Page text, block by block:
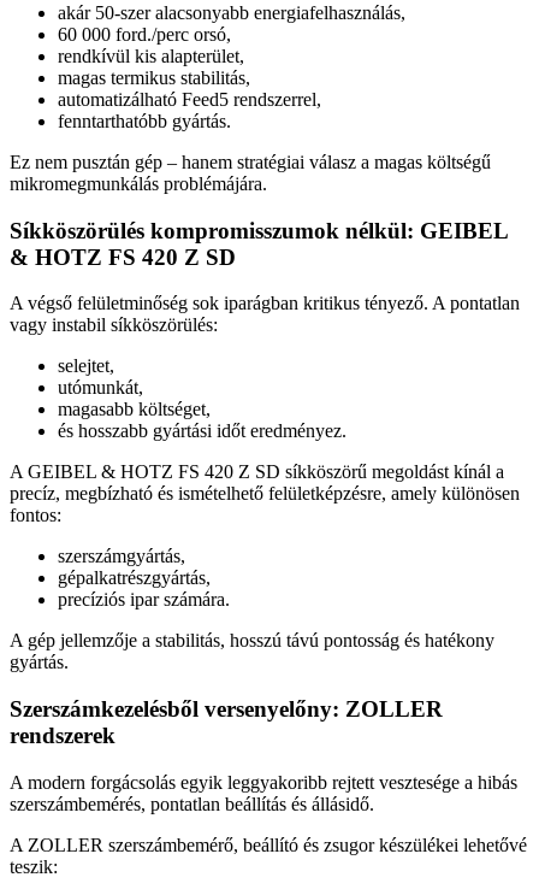
akár 50-szer alacsonyabb energiafelhasználás,
60 000 ford./perc orsó,
rendkívül kis alapterület,
magas termikus stabilitás,
automatizálható Feed5 rendszerrel,
fenntarthatóbb gyártás.
Ez nem pusztán gép – hanem stratégiai válasz a magas költségű
mikromegmunkálás problémájára.
Síkköszörülés kompromisszumok nélkül: GEIBEL
& HOTZ FS 420 Z SD
A végső felületminőség sok iparágban kritikus tényező. A pontatlan
vagy instabil síkköszörülés:
selejtet,
utómunkát,
magasabb költséget,
és hosszabb gyártási időt eredményez.
A GEIBEL & HOTZ FS 420 Z SD síkköszörű megoldást kínál a
precíz, megbízható és ismételhető felületképzésre, amely különösen
fontos:
szerszámgyártás,
gépalkatrészgyártás,
precíziós ipar számára.
A gép jellemzője a stabilitás, hosszú távú pontosság és hatékony
gyártás.
Szerszámkezelésből versenyelőny: ZOLLER
rendszerek
A modern forgácsolás egyik leggyakoribb rejtett vesztesége a hibás
szerszámbemérés, pontatlan beállítás és állásidő.
A ZOLLER szerszámbemérő, beállító és zsugor készülékei lehetővé
teszik: